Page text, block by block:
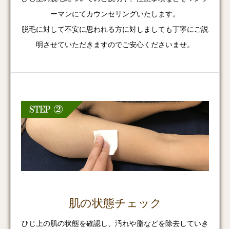
ーマンにてカウンセリングいたします。
脱毛に対して不安に思われる方に対しましても丁寧にご説
明させていただきますのでご安心くださいませ。
肌の状態チェック
ひじ上の肌の状態を確認し、汚れや脂などを除去していき